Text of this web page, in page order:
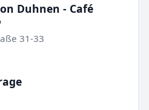
Duhnen - Café
31-33